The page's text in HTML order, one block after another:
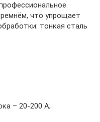
что упрощает
тонкая сталь
– 20-200 А;